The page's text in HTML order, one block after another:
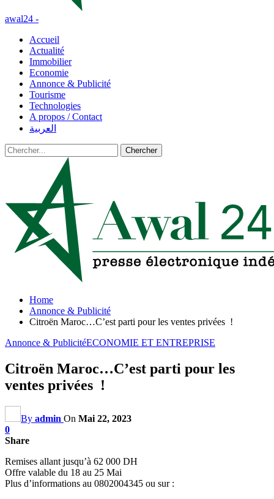
awal24 -
Accueil
Actualité
Immobilier
Economie
Annonce & Publicité
Tourisme
Technologies
A propos / Contact
العربية
Home
Annonce & Publicité
Citroën Maroc…C’est parti pour les ventes privées !
Annonce & PublicitéECONOMIE ET ENTREPRISE
Citroën Maroc…C’est parti pour les
ventes privées !
By admin On Mai 22, 2023
0
Share
Remises allant jusqu’à 62 000 DH
Offre valable du 18 au 25 Mai
Plus d’informations au 0802004345 ou sur :